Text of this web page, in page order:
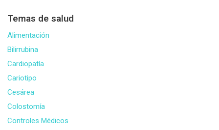
Temas de salud
Alimentación
Bilirrubina
Cardiopatía
Cariotipo
Cesárea
Colostomía
Controles Médicos